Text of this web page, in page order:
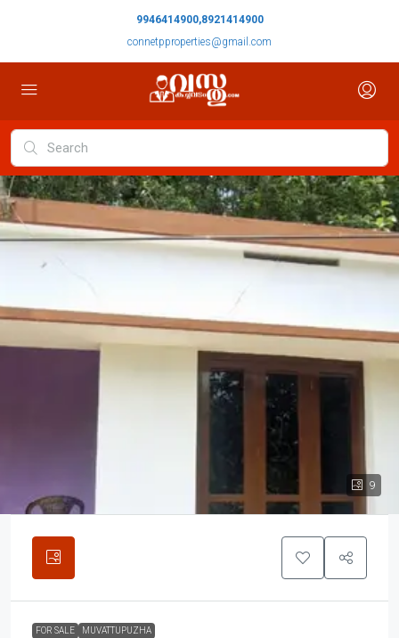
9946414900,8921414900
connetpproperties@gmail.com
9
FOR SALE MUVATTUPUZHA